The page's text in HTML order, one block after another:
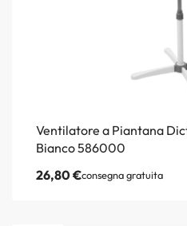
Ventilatore a Piantana
Bianco 586000
26,80€consegna gratuita